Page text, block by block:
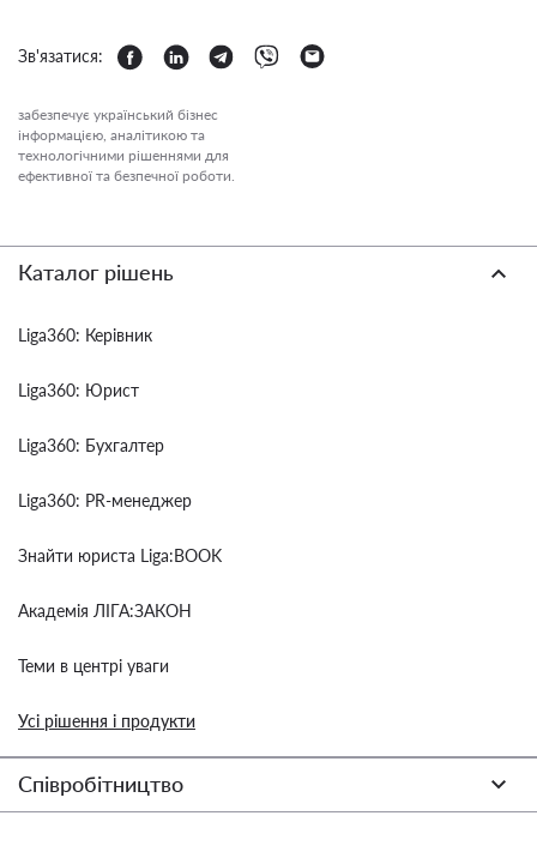
Зв'язатися:
забезпечує український бізнес
інформацією, аналітикою та
технологічними рішеннями для
ефективної та безпечної роботи.
Каталог рішень
Liga360: Керівник
Liga360: Юрист
Liga360: Бухгалтер
Liga360: PR-менеджер
Знайти юриста Liga:BOOK
Академія ЛІГА:ЗАКОН
Теми в центрі уваги
Усі рішення і продукти
Співробітництво